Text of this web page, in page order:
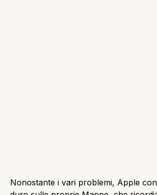
Nonostante i vari problemi, Apple